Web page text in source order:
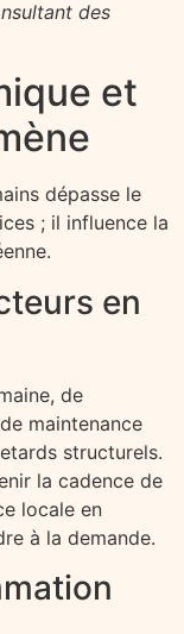
des
et
dépasse le
; il influence la
en
de
maintenance
structurels.
la cadence de
locale en
à la demande.